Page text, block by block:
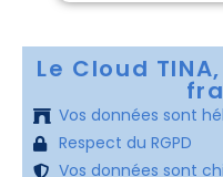
Le Cloud
Vos données sont
Respect du RGPD
Vos données sont